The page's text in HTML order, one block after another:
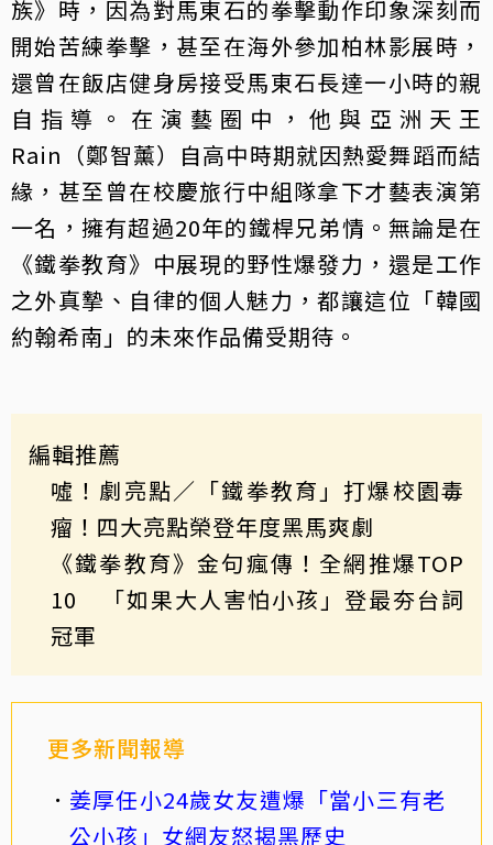
族》時，因為對馬東石的拳擊動作印象深刻而
開始苦練拳擊，甚至在海外參加柏林影展時，
還曾在飯店健身房接受馬東石長達一小時的親
自指導。在演藝圈中，他與亞洲天王
Rain（鄭智薰）自高中時期就因熱愛舞蹈而結
緣，甚至曾在校慶旅行中組隊拿下才藝表演第
一名，擁有超過20年的鐵桿兄弟情。無論是在
《鐵拳教育》中展現的野性爆發力，還是工作
之外真摯、自律的個人魅力，都讓這位「韓國
約翰希南」的未來作品備受期待。
編輯推薦
噓！劇亮點／「鐵拳教育」打爆校園毒
瘤！四大亮點榮登年度黑馬爽劇
《鐵拳教育》金句瘋傳！全網推爆TOP
10 「如果大人害怕小孩」登最夯台詞
冠軍
更多新聞報導
姜厚任小24歲女友遭爆「當小三有老
公小孩」女網友怒揭黑歷史